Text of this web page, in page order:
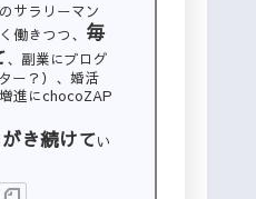
サラリーマン
働きつつ、 毎
、副業にブログ
ー？）、婚活
進にchocoZAP
き続けてい